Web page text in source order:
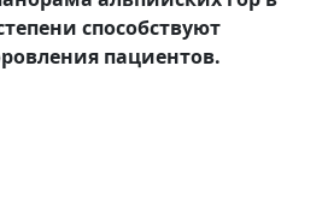
способствуют
пациентов.